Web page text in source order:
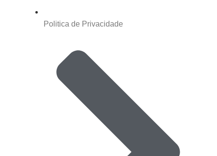
Politica de Privacidade